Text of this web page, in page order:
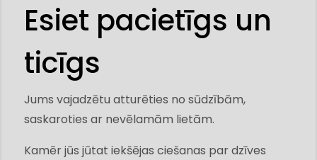
Esiet pacietīgs un
ticīgs
Jums vajadzētu atturēties no sūdzībām,
saskaroties ar nevēlamām lietām.
Kamēr jūs jūtat iekšējas ciešanas par dzīves